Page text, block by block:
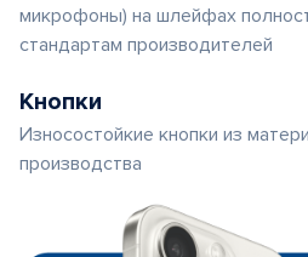
микрофоны) на шлейфах
стандартам производителей
Кнопки
Износостойкие кнопки из
производства